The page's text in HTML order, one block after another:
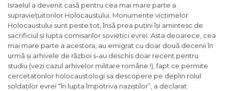
Israelul a devenit casã pentru cea mai mare parte a
supraviețuitorilor Holocaustului. Monumente victimelor
Holocaustului sunt peste tot, însã prea puțini își amintesc de
sacrificiul și lupta comisarilor sovietici evrei. Asta deoarece, cea
mai mare parte a acestora, au emigrat cu doar douã decenii în
urmã și arhivele de rãzboi s-au deschis doar recent pentru
studiu (vezi cazul arhivelor militare române !), fapt ce permite
cercetatorilor holocaustologi sa descopere pe deplin rolul
soldaților evrei “în lupta împotriva naziștilor”, a declarat